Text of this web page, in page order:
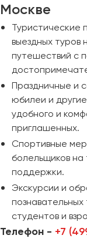
Москве
Туристические
выездных туров
путешествий с
Праздничные и
юбилеи и
удобного и
приглашенных.
Спортивные
болельщиков на
поддержки.
Экскурсии и
познавательных
студентов и
Телефон - +7